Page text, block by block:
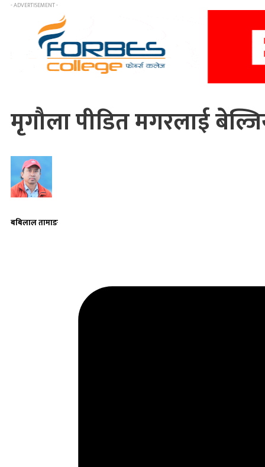
- ADVERTISEMENT -
मृगौला पीडित मगरलाई
बबिलाल तामाङ